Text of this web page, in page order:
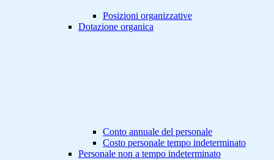
Posizioni organizzative
Dotazione organica
Conto annuale del personale
Costo personale tempo indeterminato
Personale non a tempo indeterminato